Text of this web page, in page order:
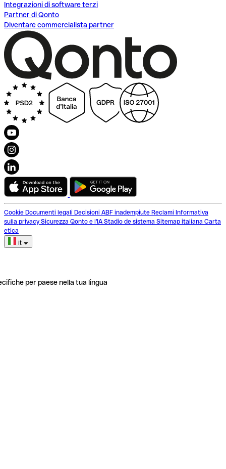
Integrazioni di software terzi
Partner di Qonto
Diventare commercialista partner
Cookie Documenti legali Decisioni ABF inadempiute Reclami Informativa
sulla privacy Sicurezza Qonto e l'IA Stadio de sistema Sitemap italiana Carta
etica
it
per paese nella tua lingua